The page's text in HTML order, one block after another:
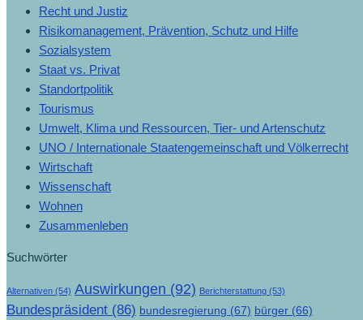
Recht und Justiz
Risikomanagement, Prävention, Schutz und Hilfe
Sozialsystem
Staat vs. Privat
Standortpolitik
Tourismus
Umwelt, Klima und Ressourcen, Tier- und Artenschutz
UNO / Internationale Staatengemeinschaft und Völkerrecht
Wirtschaft
Wissenschaft
Wohnen
Zusammenleben
Suchwörter
Alternativen (54) Auswirkungen (92) Berichterstattung (53)
Bundespräsident (86) bundesregierung (67) bürger (66)